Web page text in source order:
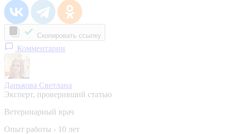
Скопировать ссылку
Комментарии
Данькова Светлана
Эксперт, проверивший статью
Ветеринарный врач
Опыт работы - 10 лет